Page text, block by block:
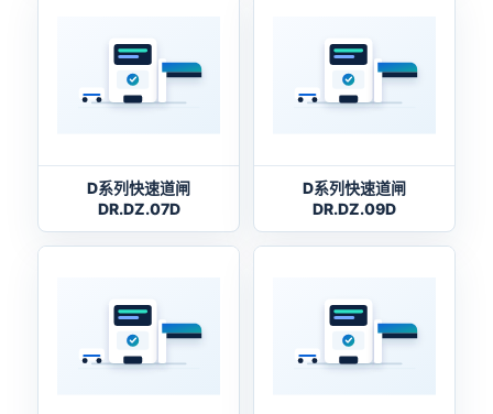
D系列快速道闸
DR.DZ.07D
D系列快速道闸
DR.DZ.09D